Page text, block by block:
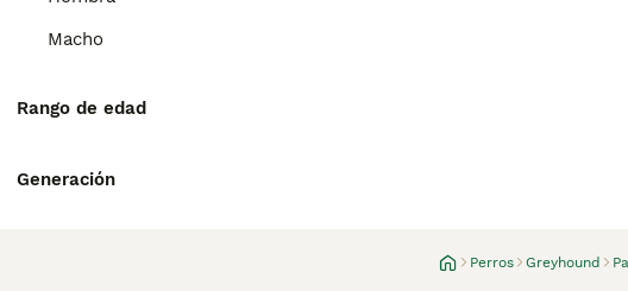
Macho
Rango de edad
Generación
Perros Greyhound